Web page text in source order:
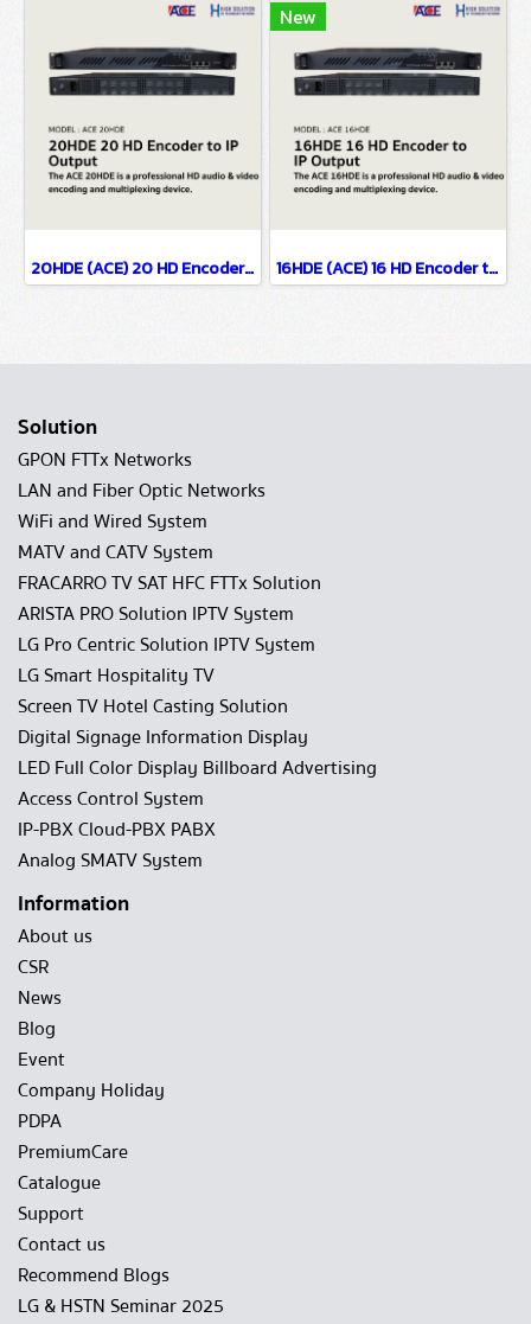
20HDE (ACE) 20 HD Encoder to IP Output
New
16HDE (ACE) 16 HD Encoder to IP Output
Solution
GPON FTTx Networks
LAN and Fiber Optic Networks
WiFi and Wired System
MATV and CATV System
FRACARRO TV SAT HFC FTTx Solution
ARISTA PRO Solution IPTV System
LG Pro Centric Solution IPTV System
LG Smart Hospitality TV
Screen TV Hotel Casting Solution
Digital Signage Information Display
LED Full Color Display Billboard Advertising
Access Control System
IP-PBX Cloud-PBX PABX
Analog SMATV System
Information
About us
CSR
News
Blog
Event
Company Holiday
PDPA
PremiumCare
Catalogue
Support
Contact us
Recommend Blogs
LG & HSTN Seminar 2025